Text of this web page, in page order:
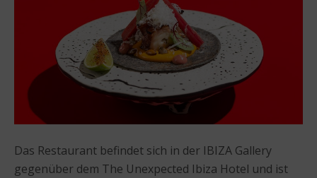
Das Restaurant befindet sich in der IBIZA Gallery
gegenüber dem The Unexpected Ibiza Hotel und ist